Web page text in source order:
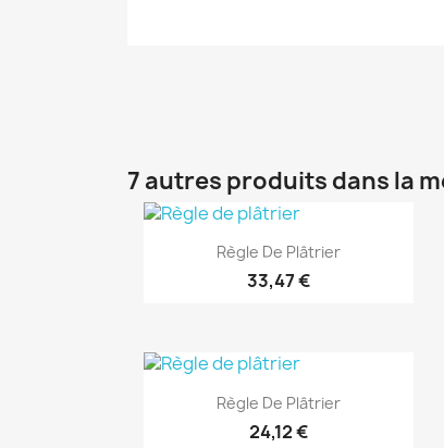
7 autres produits dans la
Aperçu rapide
Règle De Plâtrier
33,47 €
Aperçu rapide
Règle De Plâtrier
24,12 €